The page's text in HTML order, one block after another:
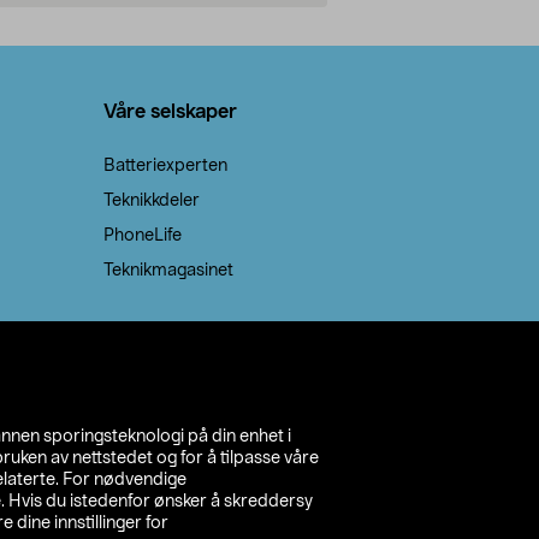
sporingsteknologi på din enhet i
av nettstedet og for å tilpasse våre
For nødvendige
Hvis du istedenfor ønsker å skreddersy
dine innstillinger for
Våre selskaper
Batteriexperten
Teknikkdeler
PhoneLife
Teknikmagasinet